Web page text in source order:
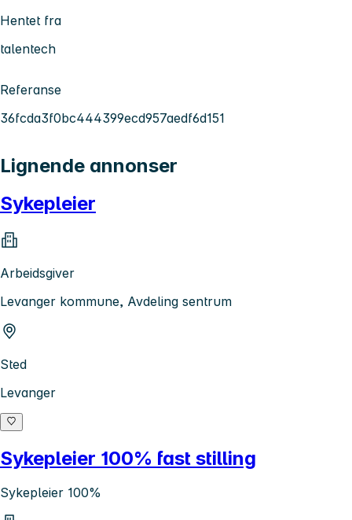
Hentet fra
talentech
Referanse
36fcda3f0bc444399ecd957aedf6d151
Lignende annonser
Sykepleier
Arbeidsgiver
Levanger kommune, Avdeling sentrum
Sted
Levanger
Sykepleier 100% fast stilling
Sykepleier 100%